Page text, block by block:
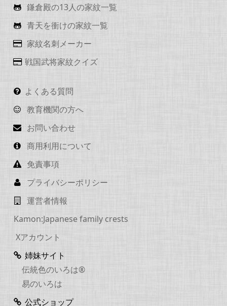
鎌倉殿の13人の家紋一覧
青天を衝けの家紋一覧
家紋名刺メーカー
戦国武将家紋クイズ
よくある質問
教育機関の方へ
お問い合わせ
商用利用について
免責事項
プライバシーポリシー
運営者情報
Kamon:Japanese family crests
Xアカウント
姉妹サイト
伝統色のいろは®
易のいろは
公式ショップ